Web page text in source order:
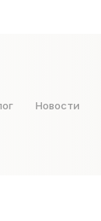
Новости